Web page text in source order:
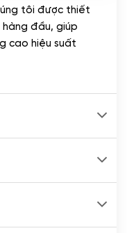
tự động qua
tôi được thiết
hàng đầu, giúp
cao hiệu suất